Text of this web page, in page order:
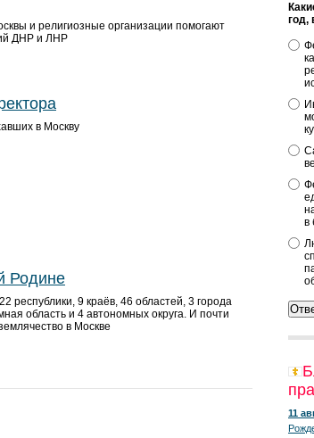
год,
в
11
и религиозные организации помогают
ДНР и ЛНР
в Москву
Родине
республики, 9 краёв, 46 областей, 3 города
область и 4 автономных округа. И почти
в Москве